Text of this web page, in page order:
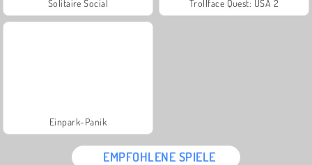
Solitaire Social Trollface Quest: USA 2
Einpark-Panik
EMPFOHLENE SPIELE